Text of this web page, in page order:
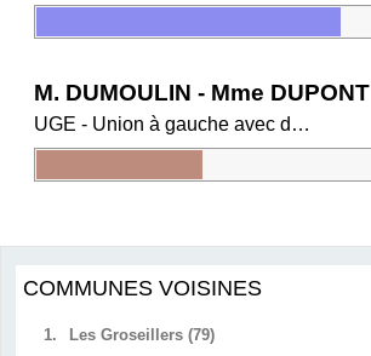
M. DUMOULIN - Mme DUPONT
UGE - Union à gauche avec des écologistes
COMMUNES VOISINES
1.
Les Groseillers (79)